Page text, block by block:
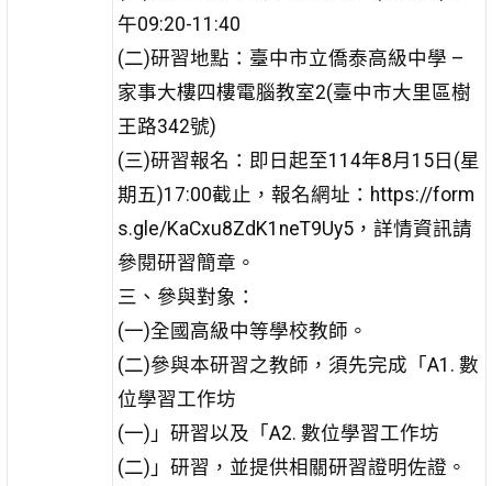
午09:20-11:40
(二)研習地點：臺中市立僑泰高級中學 –
家事大樓四樓電腦教室2(臺中市大里區樹
王路342號)
(三)研習報名：即日起至114年8月15日(星
期五)17:00截止，報名網址：https://form
s.gle/KaCxu8ZdK1neT9Uy5，詳情資訊請
參閱研習簡章。
三、參與對象：
(一)全國高級中等學校教師。
(二)參與本研習之教師，須先完成「A1. 數
位學習工作坊
(一)」研習以及「A2. 數位學習工作坊
(二)」研習，並提供相關研習證明佐證。